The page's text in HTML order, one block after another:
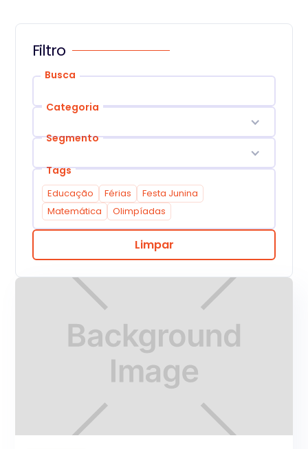
Filtro
Busca
Categoria
Segmento
Tags
Educação Férias
Festa Junina
Matemática
Olimpíadas
Limpar